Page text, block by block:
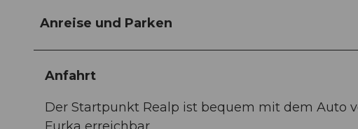
Anreise und Parken
Anfahrt
Der Startpunkt Realp ist bequem mit dem Auto